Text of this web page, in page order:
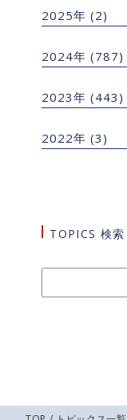
2025年 (2)
2024年 (787)
2023年 (443)
2022年 (3)
TOPICS 検索